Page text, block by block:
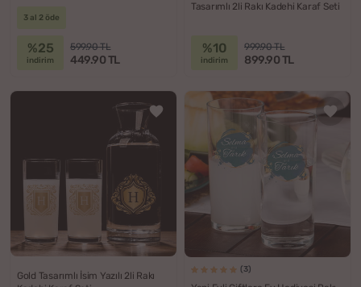
3 al 2 öde
%25
indirim
599.90 TL
449.90 TL
Tasarımlı 2li Rakı Kadehi Karaf Seti
%10
indirim
999.90 TL
899.90 TL
Gold Tasarımlı İsim Yazılı 2li Rakı
(3)